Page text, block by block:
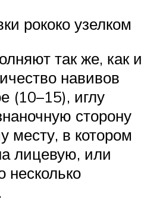
рококо узелком
так же, как и
навивов
(10–15), иглу
сторону
месту, в котором
лицевую, или
несколько